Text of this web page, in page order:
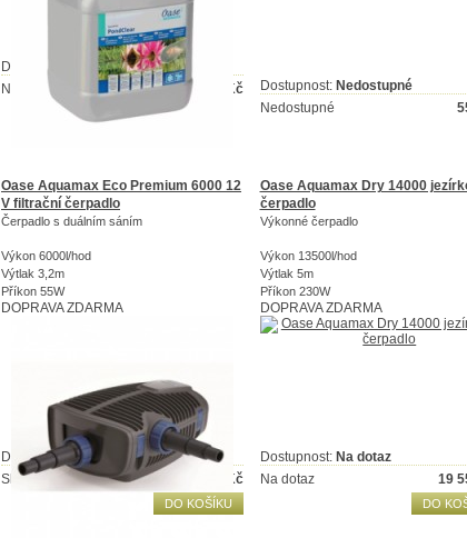
Dostupnost:
Na dotaz
Na dotaz
1 955 Kč Dostupnost: Nedostupné
Nedostupné
Oase Aquamax Eco Premium 6000 12
V filtrační čerpadlo
Čerpadlo s duálním sáním
Výkon 6000l/hod
Výtlak 3,2m
Příkon 55W
DOPRAVA ZDARMA
Dostupnost:Skladem
Skladem
Kč
DO KOŠÍKU
Oase Aquamax Dry 14000
čerpadlo
Výkonné čerpadlo
Výkon 13500l/hod
Výtlak 5m
Příkon 230W
DOPRAVA ZDARMA
Dostupnost: Na dotaz
Na dotaz
19
DO